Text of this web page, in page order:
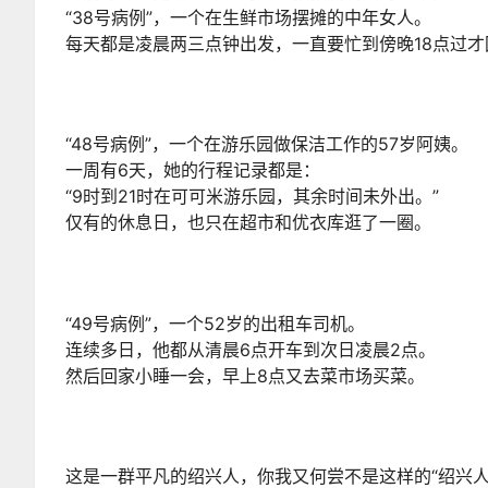
“38号病例”，一个在生鲜市场摆摊的中年女人。
每天都是凌晨两三点钟出发，一直要忙到傍晚18点过才
“48号病例”，一个在游乐园做保洁工作的57岁阿姨。
一周有6天，她的行程记录都是：
“9时到21时在可可米游乐园，其余时间未外出。”
仅有的休息日，也只在超市和优衣库逛了一圈。
“49号病例”，一个52岁的出租车司机。
连续多日，他都从清晨6点开车到次日凌晨2点。
然后回家小睡一会，早上8点又去菜市场买菜。
这是一群平凡的绍兴人，你我又何尝不是这样的“绍兴人